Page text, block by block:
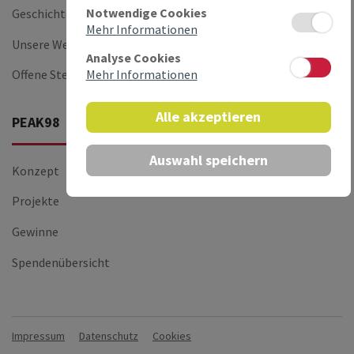
Geschichte
Unsere Werte
Offene Stellen
PEAK-14
PEAK98
Konzept
Projekte
Gewinne
Spendenübersicht
Impressum Datenschutz Cookies
Notwendige Cookies
Mehr Informationen
Analyse Cookies
Mehr Informationen
Alle akzeptieren
Auswahl speichern